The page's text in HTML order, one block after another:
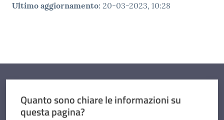
Ultimo aggiornamento: 20-03-2023, 10:28
Quanto sono chiare le informazioni su
questa pagina?